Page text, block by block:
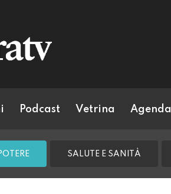
Podcast Vetrina Agenda
SALUTE E SANITÀ